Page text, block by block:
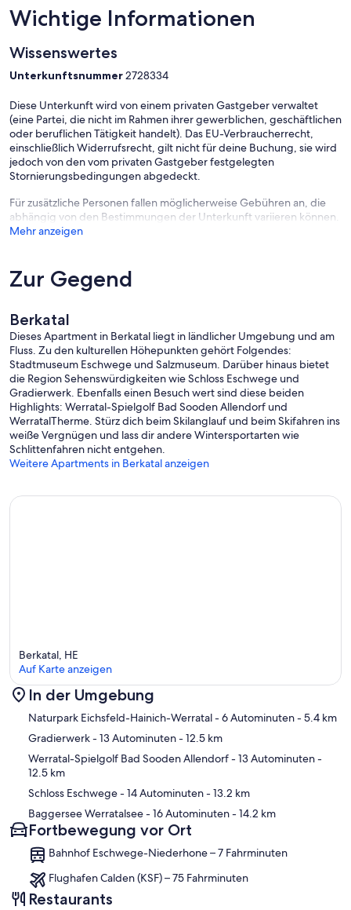
'Wildkatze' an: https://www.fewo-direkt.de/ferienwohnung-
ferienhaus/p2727910
Wichtige Informationen
Wissenswertes
Unterkunftsnummer2728334
Diese Unterkunft wird von einem privaten Gastgeber verwaltet
(eine Partei, die nicht im Rahmen ihrer gewerblichen, geschäftlichen
oder beruflichen Tätigkeit handelt). Das EU-Verbraucherrecht,
einschließlich Widerrufsrecht, gilt nicht für deine Buchung, sie wird
jedoch von den vom privaten Gastgeber festgelegten
Stornierungsbedingungen abgedeckt.
Für zusätzliche Personen fallen möglicherweise Gebühren an, die
abhängig von den Bestimmungen der Unterkunft variieren können.
Mehr anzeigen
Zur Gegend
Berkatal
Dieses Apartment in Berkatal liegt in ländlicher Umgebung und am
Fluss. Zu den kulturellen Höhepunkten gehört Folgendes:
Stadtmuseum Eschwege und Salzmuseum. Darüber hinaus bietet
die Region Sehenswürdigkeiten wie Schloss Eschwege und
Gradierwerk. Ebenfalls einen Besuch wert sind diese beiden
Highlights: Werratal-Spielgolf Bad Sooden Allendorf und
WerratalTherme. Stürz dich beim Skilanglauf und beim Skifahren ins
weiße Vergnügen und lass dir andere Wintersportarten wie
Schlittenfahren nicht entgehen.
Weitere Apartments in Berkatal anzeigen
Karte
Berkatal, HE
Auf Karte anzeigen
In der Umgebung
Naturpark Eichsfeld-Hainich-Werratal- 6 Autominuten- 5.4 km
Gradierwerk- 13 Autominuten- 12.5 km
Werratal-Spielgolf Bad Sooden Allendorf- 13 Autominuten-
12.5 km
Schloss Eschwege- 14 Autominuten- 13.2 km
Baggersee Werratalsee- 16 Autominuten- 14.2 km
Fortbewegung vor Ort
Bahnhof Eschwege-Niederhone – 7 Fahrminuten
Flughafen Calden (KSF) – 75 Fahrminuten
Restaurants